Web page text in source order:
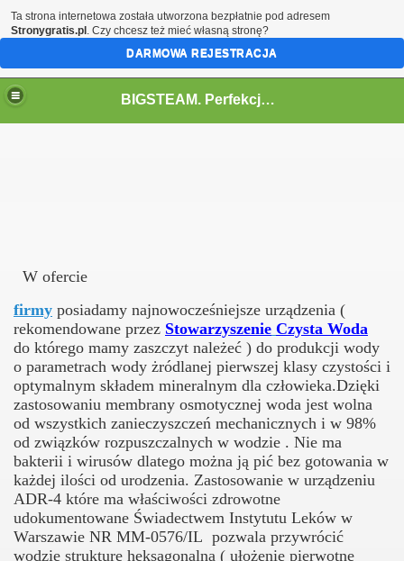
BIGSTEAM. Perfekcja w ekologicznym sprzątaniu i dezynfekcji .
W ofercie
firmy posiadamy najnowocześniejsze urządzenia (
rekomendowane przez Stowarzyszenie Czysta Woda
do którego mamy zaszczyt należeć ) do produkcji wody
o parametrach wody żródlanej pierwszej klasy czystości i
optymalnym składem mineralnym dla człowieka.Dzięki
zastosowaniu membrany osmotycznej woda jest wolna
od wszystkich zanieczyszczeń mechanicznych i w 98%
od związków rozpuszczalnych w wodzie . Nie ma
bakterii i wirusów dlatego można ją pić bez gotowania w
każdej ilości od urodzenia. Zastosowanie w urządzeniu
ADR-4 które ma właściwości zdrowotne
udokumentowane Świadectwem Instytutu Leków w
Warszawie NR MM-0576/IL pozwala przywrócić
wodzie strukturę heksagonalną ( ułożenie pierwotne
Ta strona internetowa została utworzona bezpłatnie pod adresem
Stronygratis.pl . Czy chcesz też mieć własną stronę?
DARMOWA REJESTRACJA